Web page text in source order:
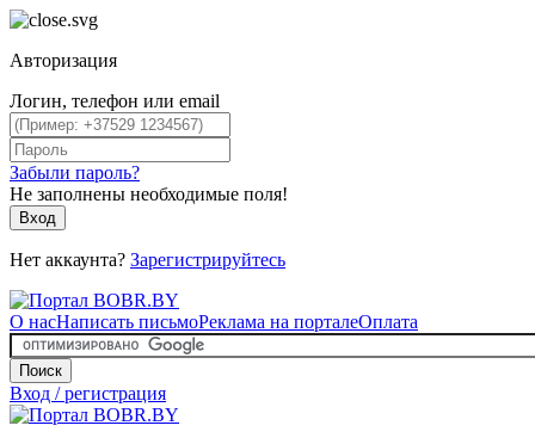
Авторизация
Логин, телефон или email
Забыли пароль?
Не заполнены необходимые поля!
Вход
Нет аккаунта? Зарегистрируйтесь
О насНаписать письмоРеклама на порталеОплата
Поиск
Вход / регистрация